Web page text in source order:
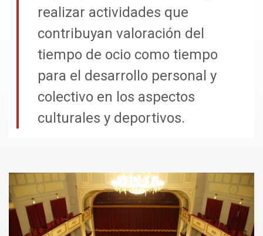
realizar actividades que
contribuyan valoración del
tiempo de ocio como tiempo
para el desarrollo personal y
colectivo en los aspectos
culturales y deportivos.